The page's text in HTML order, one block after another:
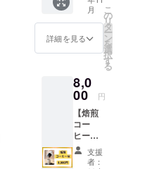
所は
『古民
家チ
ダッ
の交通
費はご
支援者
様のご
負担と
なりま
す。な
お、最
料及び
添加物
等の食
のラベ
ルに表
ます。
商品開
封前に
は必ず
お届け
に、お
花を贈
れるリ
ターン
る方
は、お
花にお
名前を
添える
ことが
できま
す。
月
詳細を見る
こ
の
リ
タ
ー
ン
を
選
択
す
る
8,0
00 円
【焙煎
コー
ヒー
豆】 “き
こりと
支援
者：